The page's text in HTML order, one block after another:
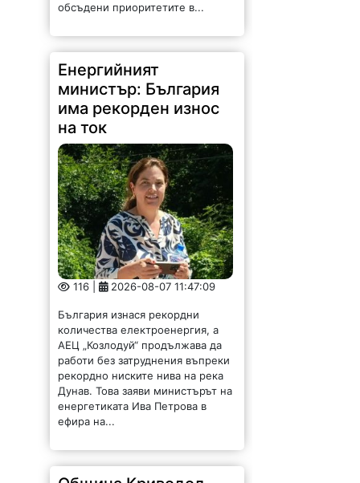
обсъдени приоритетите в...
Енергийният
министър: България
има рекорден износ
на ток
116 | 2026-08-07 11:47:09
България изнася рекордни
количества електроенергия, а
АЕЦ „Козлодуй“ продължава да
работи без затруднения въпреки
рекордно ниските нива на река
Дунав. Това заяви министърът на
енергетиката Ива Петрова в
ефира на...